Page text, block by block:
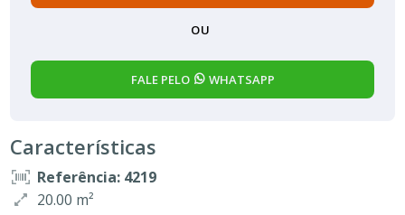
OU
FALE PELO WHATSAPP
Características
Referência: 4219
20.00 m²